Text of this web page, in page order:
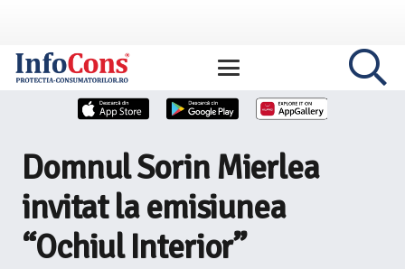
Domnul Sorin Mierlea
invitat la emisiunea
“Ochiul Interior”